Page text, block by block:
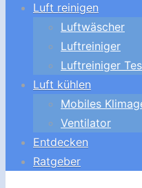
Luft reinigen
Luftwäscher
Luftreiniger
Luftreiniger
Luft kühlen
Mobiles
Ventilator
Entdecken
Ratgeber